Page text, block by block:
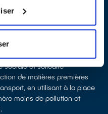
et réduire l’impact
neufs est génératrice de
naturelles.
la production de produits
sociale et solidaire
de matières premières
en utilisant à la place
moins de pollution et